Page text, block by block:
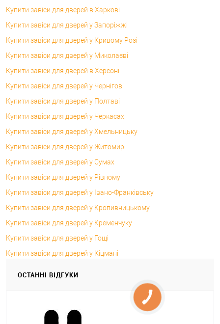
Купити завіси для дверей в Харкові
Купити завіси для дверей у Запоріжжі
Купити завіси для дверей у Кривому Розі
Купити завіси для дверей у Миколаєві
Купити завіси для дверей в Херсоні
Купити завіси для дверей у Чернігові
Купити завіси для дверей у Полтаві
Купити завіси для дверей у Черкасах
Купити завіси для дверей у Хмельницьку
Купити завіси для дверей у Житомирі
Купити завіси для дверей у Сумах
Купити завіси для дверей у Рівному
Купити завіси для дверей у Івано-Франківську
Купити завіси для дверей у Кропивницькому
Купити завіси для дверей у Кременчуку
Купити завіси для дверей у Гощі
Купити завіси для дверей у Кіцмані
ОСТАННІ ВІДГУКИ